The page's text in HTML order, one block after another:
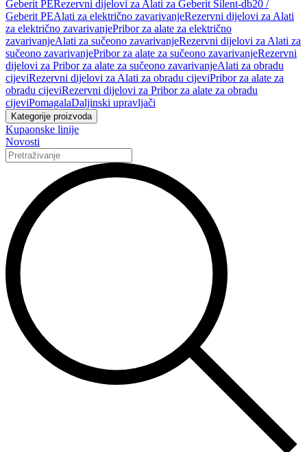
Geberit PERezervni dijelovi za Alati za Geberit Silent-db20 /
Geberit PEAlati za električno zavarivanjeRezervni dijelovi za Alati
za električno zavarivanjePribor za alate za električno
zavarivanjeAlati za sučeono zavarivanjeRezervni dijelovi za Alati za
sučeono zavarivanjePribor za alate za sučeono zavarivanjeRezervni
dijelovi za Pribor za alate za sučeono zavarivanjeAlati za obradu
cijeviRezervni dijelovi za Alati za obradu cijeviPribor za alate za
obradu cijeviRezervni dijelovi za Pribor za alate za obradu
cijeviPomagalaDaljinski upravljači
Kategorije proizvoda
Kupaonske linije
Novosti